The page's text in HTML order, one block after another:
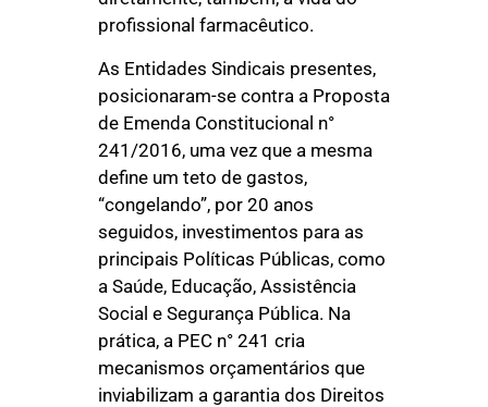
profissional farmacêutico.
As Entidades Sindicais presentes,
posicionaram-se contra a Proposta
de Emenda Constitucional n°
241/2016, uma vez que a mesma
define um teto de gastos,
“congelando”, por 20 anos
seguidos, investimentos para as
principais Políticas Públicas, como
a Saúde, Educação, Assistência
Social e Segurança Pública. Na
prática, a PEC n° 241 cria
mecanismos orçamentários que
inviabilizam a garantia dos Direitos